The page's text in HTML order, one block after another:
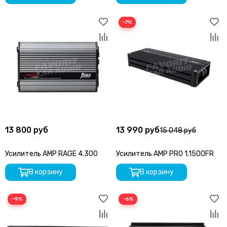
SKY
Takara
Триада
TEYES
URAL
Zapco
Zeus
13 800 руб
Усилитель AMP RAGE 4.300
В корзину
−7%
13 990 руб15 048 руб
Усилитель AMP PRO 1.1500FR
В корзину
−9% −6%